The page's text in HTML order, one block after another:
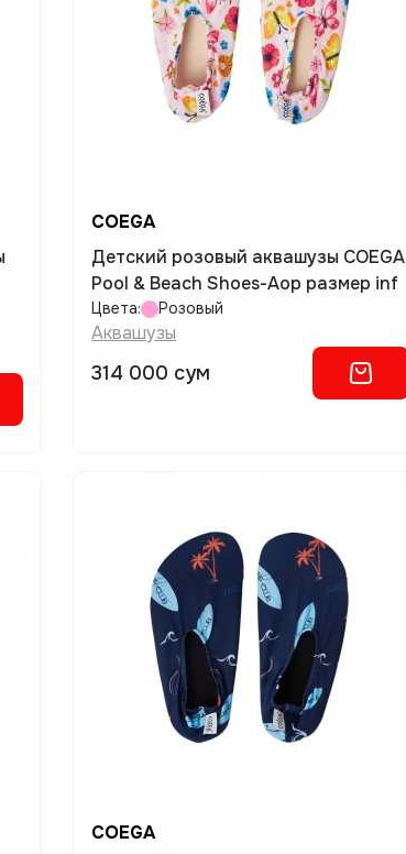
COEGA
Детский розовый аквашузы COEGA
Pool & Beach Shoes-Aop размер inf
Цвета: Розовый
Аквашузы
314 000 сум
COEGA